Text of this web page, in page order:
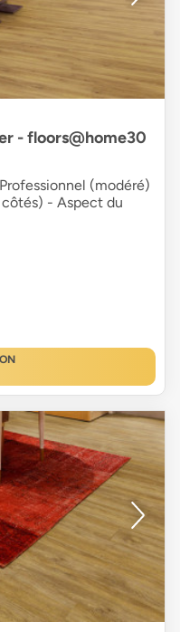
- floors@home30
(modéré)
- Aspect du